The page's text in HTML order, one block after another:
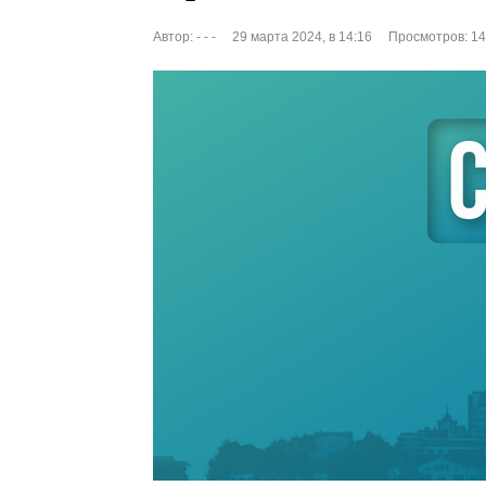
Автор: - - - 29 марта 2024, в 14:16 Просмотров: